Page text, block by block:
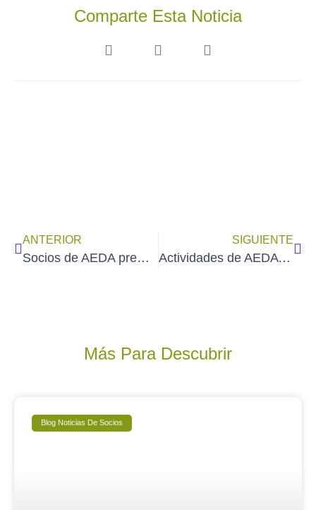
Comparte Esta Noticia
ANTERIOR
Socios de AEDA premidos en el 90º Salón de Otoño de la AEPE: I. ALOSETE, C. DURÁN y J.R. LUQUE.
SIGUIENTE
Actividades de AEDA en noviembre de 2023
Más Para Descubrir
Blog Noticias De Socios